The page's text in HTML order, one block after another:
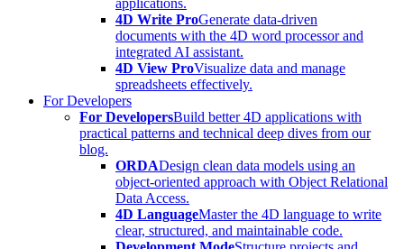
applications.
4D Write ProGenerate data-driven
documents with the 4D word processor and
integrated AI assistant.
4D View ProVisualize data and manage
spreadsheets effectively.
For Developers
For DevelopersBuild better 4D applications with
practical patterns and technical deep dives from our
blog.
ORDADesign clean data models using an
object-oriented approach with Object Relational
Data Access.
4D LanguageMaster the 4D language to write
clear, structured, and maintainable code.